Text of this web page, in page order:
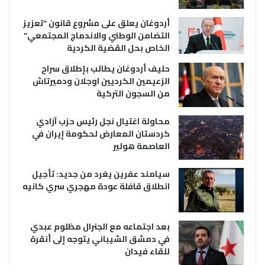
أردوغان يعلق على مشروع قانون “تعزيز
التضامن الوطني والاندماج المجتمعي”
الخاص بحل القضية الكردية
حليف أردوغان يطالب بإطلاق سراح
الزعيمين الكرديين اوجلان ودميرتاش
من السجون التركية
محاولة اغتيال نجل رئيس حزب آزادي
كردستان المعارض لحكومة إيران في
العاصمة هولير
سيامند عفرين يغرد من جديد: تأجيل
انطلاق قافلة عودة مهجري سري كانيه
بعد اجتماعه مع الجنرال مظلوم عبدي
في دمشق الشيباني يتوجه إلى أنقرة
للقاء فيدان